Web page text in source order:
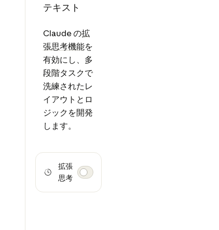
テキスト
Claude の拡
張思考機能を
有効にし、多
段階タスクで
洗練されたレ
イアウトとロ
ジックを開発
します。
拡張
思考